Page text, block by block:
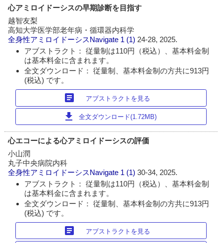
心アミロイドーシスの早期診断を目指す
越智友梨
高知大学医学部老年病・循環器内科学
全身性アミロイドーシスNavigate 1 (1) 24-28, 2025.
アブストラクト： 従量制は110円（税込）、基本料金制
は基本料金に含まれます。
全文ダウンロード： 従量制、基本料金制の方共に913円
(税込) です。
article アブストラクトを見る
download 全文ダウンロード(1.72MB)
心エコーによる心アミロイドーシスの評価
小山潤
丸子中央病院内科
全身性アミロイドーシスNavigate 1 (1)30-34, 2025.
アブストラクト： 従量制は110円（税込）、基本料金制
は基本料金に含まれます。
全文ダウンロード： 従量制、基本料金制の方共に913円
(税込) です。
article アブストラクトを見る